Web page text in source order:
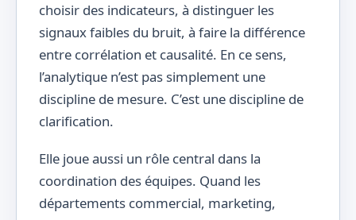
choisir des indicateurs, à distinguer les
signaux faibles du bruit, à faire la différence
entre corrélation et causalité. En ce sens,
l’analytique n’est pas simplement une
discipline de mesure. C’est une discipline de
clarification.
Elle joue aussi un rôle central dans la
coordination des équipes. Quand les
départements commercial, marketing,